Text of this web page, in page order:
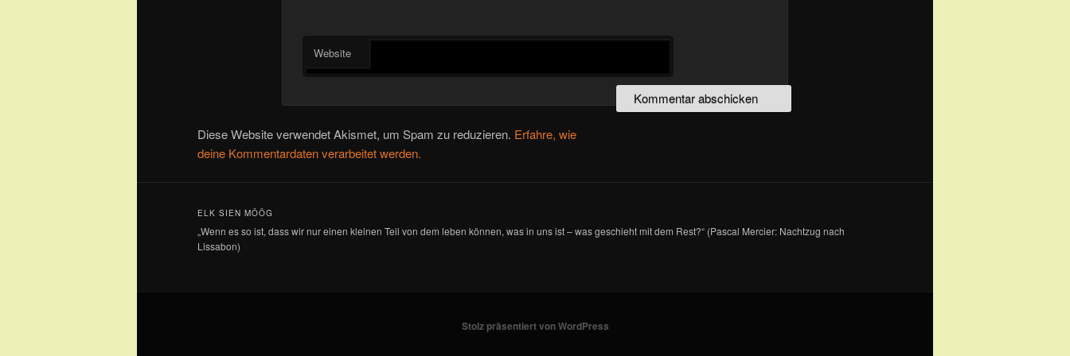
Website
Diese Website verwendet Akismet, um Spam zu reduzieren. Erfahre, wie
deine Kommentardaten verarbeitet werden.
ELK SIEN MÖÖG
„Wenn es so ist, dass wir nur einen kleinen Teil von dem leben können, was in uns ist – was geschieht mit dem Rest?“ (Pascal Mercier: Nachtzug nach
Lissabon)
Stolz präsentiert von WordPress